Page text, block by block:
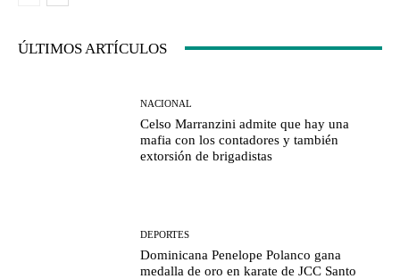
ÚLTIMOS ARTÍCULOS
NACIONAL
Celso Marranzini admite que hay una
mafia con los contadores y también
extorsión de brigadistas
DEPORTES
Dominicana Penelope Polanco gana
medalla de oro en karate de JCC Santo